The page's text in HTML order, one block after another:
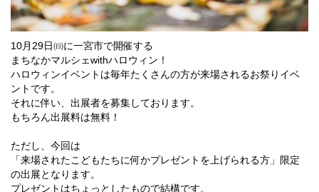
10月29日㈰に一宮市で開催する
まちなかマルシェwithハロウィン！
ハロウィンイベントは毎年たくさんの方が来場されるお祭りイベ
ントです。
それに伴い、出展者を募集しております。
もちろん出展料は無料！
ただし、今回は
「来場されたこどもたちに何かプレゼントを上げられる方」限定
の出展となります。
プレゼントはちょっとしたもので結構です。